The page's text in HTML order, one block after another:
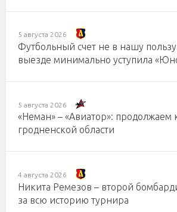
5 августа 2026
Футбольный счет не в нашу
выезде минимально уступила
5 августа 2026
«Неман» – «Авиатор»: продолжаем
гродненской области
4 августа 2026
Никита Ремезов – второй
за всю историю турнира